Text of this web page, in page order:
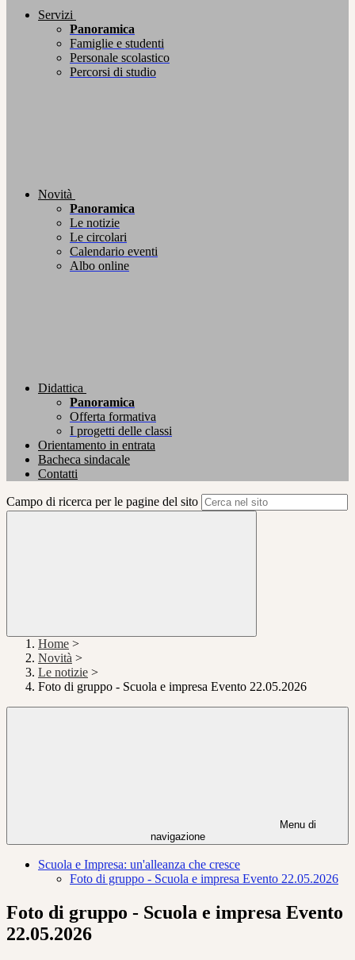
Servizi
Panoramica
Famiglie e studenti
Personale scolastico
Percorsi di studio
Novità
Panoramica
Le notizie
Le circolari
Calendario eventi
Albo online
Didattica
Panoramica
Offerta formativa
I progetti delle classi
Orientamento in entrata
Bacheca sindacale
Contatti
Campo di ricerca per le pagine del sito
Home >
Novità >
Le notizie >
Foto di gruppo - Scuola e impresa Evento 22.05.2026
Menu di
navigazione
Scuola e Impresa: un'alleanza che cresce
Foto di gruppo - Scuola e impresa Evento 22.05.2026
Foto di gruppo - Scuola e impresa Evento
22.05.2026